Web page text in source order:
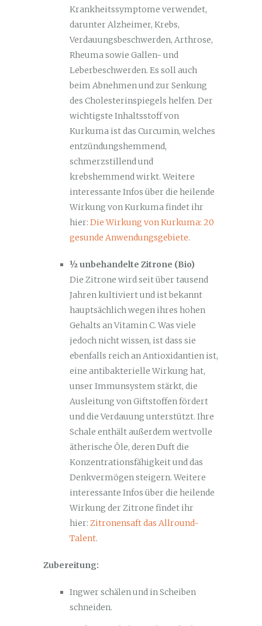
Krankheitssymptome verwendet,
darunter Alzheimer, Krebs,
Verdauungsbeschwerden, Arthrose,
Rheuma sowie Gallen- und
Leberbeschwerden. Es soll auch
beim Abnehmen und zur Senkung
des Cholesterinspiegels helfen. Der
wichtigste Inhaltsstoff von
Kurkuma ist das Curcumin, welches
entzündungshemmend,
schmerzstillend und
krebshemmend wirkt. Weitere
interessante Infos über die heilende
Wirkung von Kurkuma findet ihr
hier: Die Wirkung von Kurkuma: 20
gesunde Anwendungsgebiete.
½ unbehandelte Zitrone (Bio)
Die Zitrone wird seit über tausend
Jahren kultiviert und ist bekannt
hauptsächlich wegen ihres hohen
Gehalts an Vitamin C. Was viele
jedoch nicht wissen, ist dass sie
ebenfalls reich an Antioxidantien ist,
eine antibakterielle Wirkung hat,
unser Immunsystem stärkt, die
Ausleitung von Giftstoffen fördert
und die Verdauung unterstützt. Ihre
Schale enthält außerdem wertvolle
ätherische Öle, deren Duft die
Konzentrationsfähigkeit und das
Denkvermögen steigern. Weitere
interessante Infos über die heilende
Wirkung der Zitrone findet ihr
hier: Zitronensaft das Allround-
Talent.
Zubereitung:
Ingwer schälen und in Scheiben
schneiden.